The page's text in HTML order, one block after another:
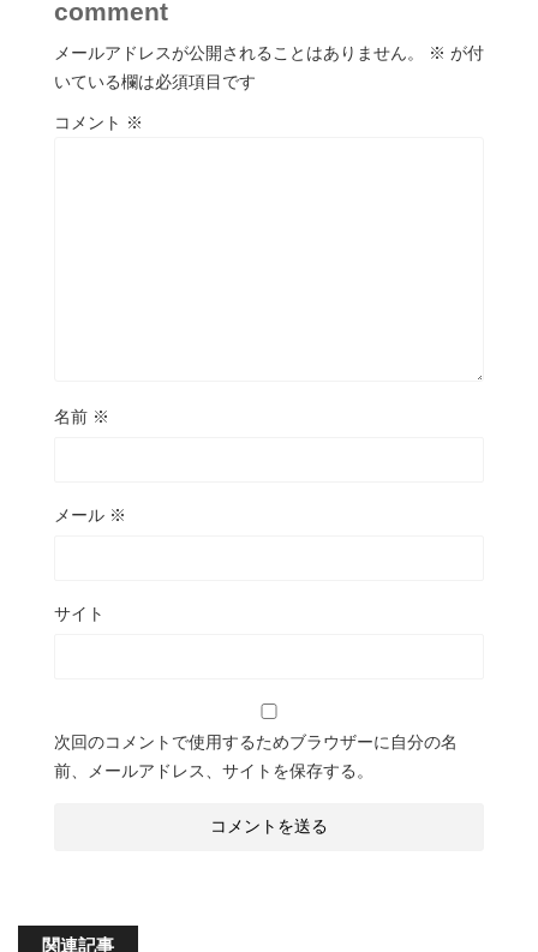
comment
メールアドレスが公開されることはありません。 ※ が付
いている欄は必須項目です
コメント ※
名前 ※
メール ※
サイト
次回のコメントで使用するためブラウザーに自分の名
前、メールアドレス、サイトを保存する。
関連記事